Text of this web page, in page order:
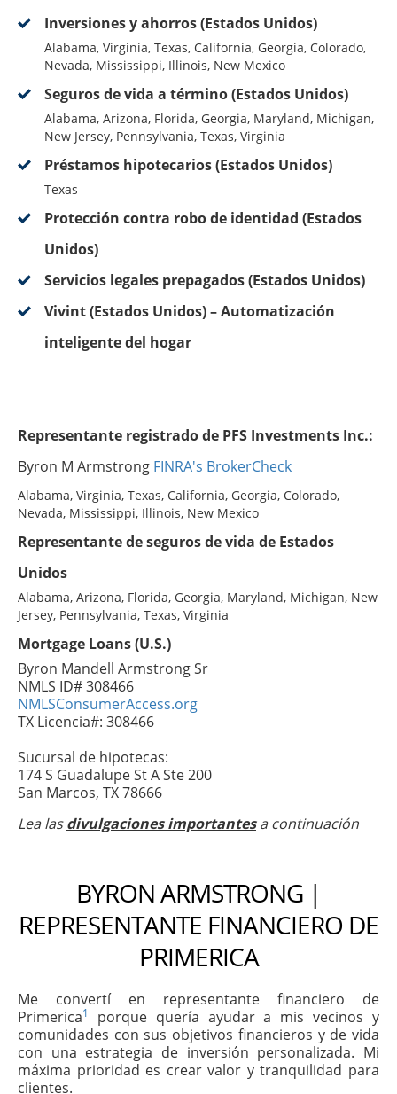
Inversiones y ahorros (Estados Unidos)
Alabama, Virginia, Texas, California, Georgia, Colorado,
Nevada, Mississippi, Illinois, New Mexico
Seguros de vida a término (Estados Unidos)
Alabama, Arizona, Florida, Georgia, Maryland, Michigan,
New Jersey, Pennsylvania, Texas, Virginia
Préstamos hipotecarios (Estados Unidos)
Texas
Protección contra robo de identidad (Estados
Unidos)
Servicios legales prepagados (Estados Unidos)
Vivint (Estados Unidos) – Automatización
inteligente del hogar
Representante registrado de PFS Investments Inc.:
Byron M Armstrong FINRA's BrokerCheck
Alabama, Virginia, Texas, California, Georgia, Colorado,
Nevada, Mississippi, Illinois, New Mexico
Representante de seguros de vida de Estados
Unidos
Alabama, Arizona, Florida, Georgia, Maryland, Michigan, New
Jersey, Pennsylvania, Texas, Virginia
Mortgage Loans (U.S.)
Byron Mandell Armstrong Sr
NMLS ID# 308466
NMLSConsumerAccess.org
TX Licencia#: 308466
Sucursal de hipotecas:
174 S Guadalupe St A Ste 200
San Marcos, TX 78666
Lea lasdivulgaciones importantesa continuación
BYRON ARMSTRONG |
REPRESENTANTE FINANCIERO DE
PRIMERICA
Me convertí en representante financiero de
Primerica1
porque quería ayudar a mis vecinos y
comunidades con sus objetivos financieros y de vida
con una estrategia de inversión personalizada. Mi
máxima prioridad es crear valor y tranquilidad para
clientes.